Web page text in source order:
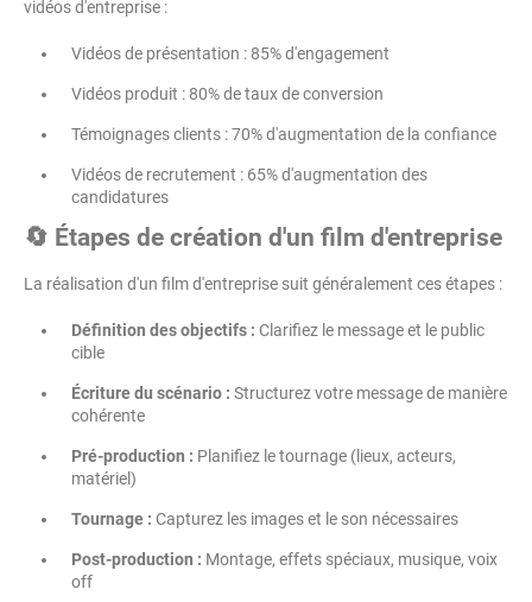
vidéos d'entreprise :
Vidéos de présentation : 85% d'engagement
Vidéos produit : 80% de taux de conversion
Témoignages clients : 70% d'augmentation de la confiance
Vidéos de recrutement : 65% d'augmentation des
candidatures
🔄 Étapes de création d'un film d'entreprise
La réalisation d'un film d'entreprise suit généralement ces étapes :
Définition des objectifs : Clarifiez le message et le public
cible
Écriture du scénario : Structurez votre message de manière
cohérente
Pré-production : Planifiez le tournage (lieux, acteurs,
matériel)
Tournage : Capturez les images et le son nécessaires
Post-production : Montage, effets spéciaux, musique, voix
off